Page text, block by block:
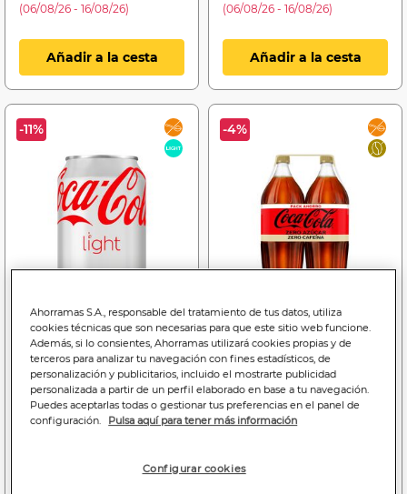
(06/08/26 - 16/08/26)
Añadir a la cesta
(06/08/26 - 16/08/26)
Añadir a la cesta
-11%
Price reduced from
0,95€to
0,85€
2,88€ 2,58€/litro
Refresco cola Coca-Cola
-4%
Price reduced
3 ,96€to
3,80€
0,99€ 0,95€/litro
Refresco cola Coca-Cola
azúcar zero cafeína
Ahorramas S.A., responsable del tratamiento de tus datos, utiliza
cookies técnicas que son necesarias para que este sitio web funcione.
Además, si lo consientes, Ahorramas utilizará cookies propias y de
terceros para analizar tu navegación con fines estadísticos, de
personalización y publicitarios, incluido el mostrarte publicidad
personalizada a partir de un perfil elaborado en base a tu navegación.
Puedes aceptarlas todas o gestionar tus preferencias en el panel de
configuración.
Pulsa aquí para tener más información
Configurar cookies